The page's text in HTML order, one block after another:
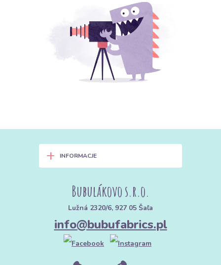
+ INFORMACJE
Bubulákovo s.r.o.
Lužná 2320/6, 927 05 Šaľa
info@bubufabrics.pl